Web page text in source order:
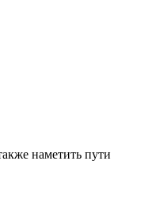
наметить пути